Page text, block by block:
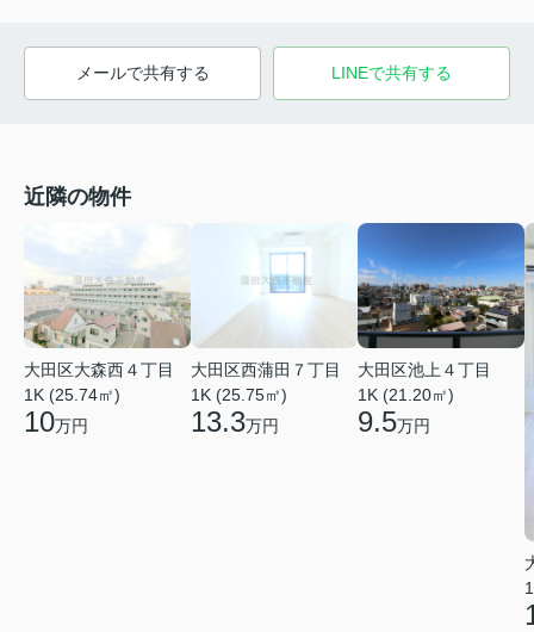
メールで共有する LINEで共有する
近隣の物件
大田区大森西４丁目
1K (25.74㎡)
10万円
大田区西蒲田７丁目
1K (25.75㎡)
13.3万円
大田区池上４丁目
1K (21.20㎡)
9.5万円